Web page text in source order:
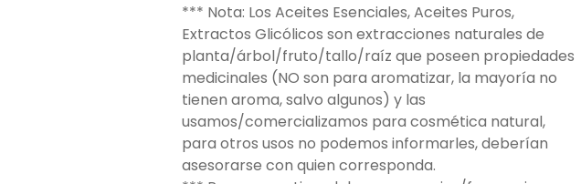
*** Nota: Los Aceites Esenciales, Aceites Puros,
Extractos Glicólicos son extracciones naturales de
planta/árbol/fruto/tallo/raíz que poseen propiedades
medicinales (NO son para aromatizar, la mayoría no
tienen aroma, salvo algunos) y las
usamos/comercializamos para cosmética natural,
para otros usos no podemos informarles, deberían
asesorarse con quien corresponda.